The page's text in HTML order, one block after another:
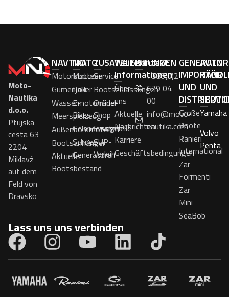
Moto-
Nautika
d.o.o.
Ptujska
cesta 63
2204
Miklavž
auf dem
Feld von
Dravsko
NAVTIKA
Motorboote
Gumenjaki
Wassermotorräder
Meerspielzeug
Außenbordmotoren
Bootsanhänger
Aktueller
Bootsbestand
MOTO
Motoren
Roller
E-
Bikes
Geländewagen
Schnee
Generatoren
ZUSATZLEISTUNGEN
Service
Bootszulassungen
Online-
Shop
Ersatzteile
SUP-
Verleih
Weitere
Informationen
Über
uns
Aktuelle
Nachrichten
Karriere
Geschäftsbedingungen
Kontakt
+386(0)2
629 04
00
info@moto-
nautika.com
GENERALNI
IMPORTÖR
UND
Große
Boote
Ranieri
International
Zar
Formenti
Zar
Mini
SeaBob
UND
Yamaha
Volvo
Penta
Lass uns uns verbinden